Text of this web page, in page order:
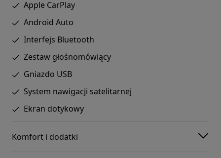
Apple CarPlay
Android Auto
Interfejs Bluetooth
Zestaw głośnomówiący
Gniazdo USB
System nawigacji satelitarnej
Ekran dotykowy
Komfort i dodatki